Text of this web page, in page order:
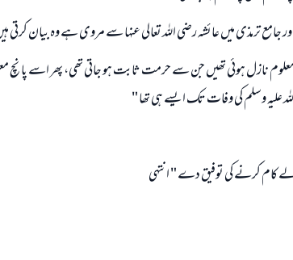
جامع ترمذى ميں عائشہ رضى اللہ تعالى عنہا سے مروى ہے وہ بيان كرتى
نازل ہوئى تھيں جن سے حرمت ثابت ہو جاتى تھى، پھر اسے
عليہ وسلم كى وفات تك ايسے ہى تھا "
كام كرنے كى توفيق دے " انتہى